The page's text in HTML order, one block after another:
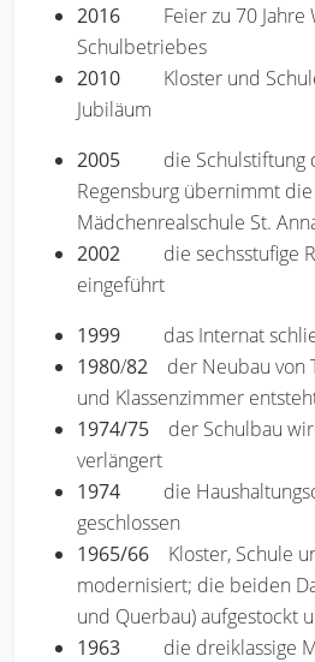
2016 Feier zu 70
Schulbetriebes
2010 Kloster und
Jubiläum
2005 die Schulstiftung
Regensburg übernimmt
Mädchenrealschule St.
2002 die sechsstufige
eingeführt
1999 das Internat
1980/82 der Neubau von
und Klassenzimmer
1974/75 der Schulbau
verlängert
1974 die
geschlossen
1965/66 Kloster, Schule
modernisiert; die beiden
und Querbau) aufgestockt
1963 die dreiklassige